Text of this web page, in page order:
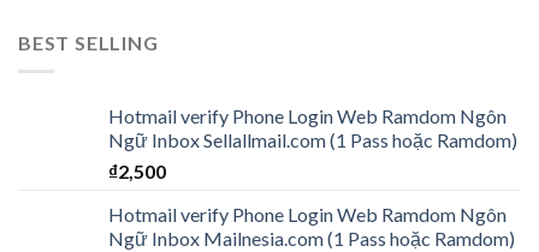
BEST SELLING
Hotmail verify Phone Login Web Ramdom Ngôn
Ngữ Inbox Sellallmail.com (1 Pass hoặc Ramdom)
₫2,500
Hotmail verify Phone Login Web Ramdom Ngôn
Ngữ Inbox Mailnesia.com (1 Pass hoặc Ramdom)